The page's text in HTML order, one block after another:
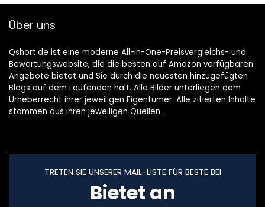
Über uns
Qshort.de ist eine moderne All-in-One-Preisvergleichs- und
Bewertungswebsite, die die besten auf Amazon verfügbaren
Angebote bietet und Sie durch die neuesten hinzugefügten
Blogs auf dem Laufenden hält. Alle Bilder unterliegen dem
Urheberrecht ihrer jeweiligen Eigentümer. Alle zitierten Inhalte
stammen aus ihren jeweiligen Quellen.
TRETEN SIE UNSERER MAIL-LISTE FÜR BESTE BEI
Bietet an